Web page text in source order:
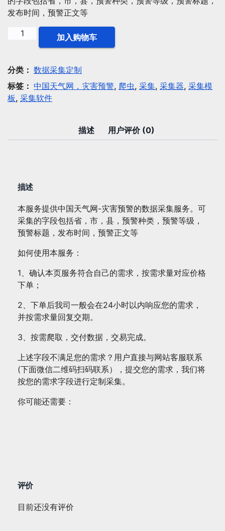
¥399.00。
格
为：
¥299.00。
发布时间，预警正文等
集：
中
国
天
灾
加入购物车
分类： 数据采集定制
标签： 中国天气网，灾害预警, 爬虫, 采集, 采集器, 采集模
板, 采集软件
描述 用户评价 (0)
描述
本服务提供中国天气网-灾害预警的数据采集服务。可
采集的字段包括省，市，县，预警种类，预警等级，
预警标题，发布时间，预警正文等
如何使用本服务：
1、确认本页服务符合自己的需求，按需求量对应价格
下单；
2、下单后我司一般会在24小时以内响应您的需求，
并按需求量回复交期。
3、按需爬取，交付数据，交易完成。
上述字段不满足您的需求？用户直接与网站客服联系
(下面微信二维码扫码联系），提交您的需求，我们将
按您的需求字段进行定制采集。
你可能还需要：
评价
目前还没有评价